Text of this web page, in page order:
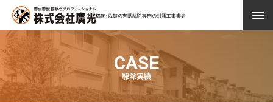
福岡・佐賀の害獣駆除専門の対策工事業者
CASE
駆除実績